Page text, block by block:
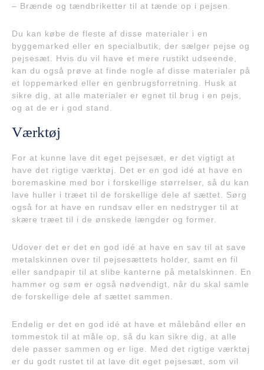
– Brænde og tændbriketter til at tænde op i pejsen.
Du kan købe de fleste af disse materialer i en
byggemarked eller en specialbutik, der sælger pejse og
pejsesæt. Hvis du vil have et mere rustikt udseende,
kan du også prøve at finde nogle af disse materialer på
et loppemarked eller en genbrugsforretning. Husk at
sikre dig, at alle materialer er egnet til brug i en pejs,
og at de er i god stand.
Værktøj
For at kunne lave dit eget pejsesæt, er det vigtigt at
have det rigtige værktøj. Det er en god idé at have en
boremaskine med bor i forskellige størrelser, så du kan
lave huller i træet til de forskellige dele af sættet. Sørg
også for at have en rundsav eller en nedstryger til at
skære træet til i de ønskede længder og former.
Udover det er det en god idé at have en sav til at save
metalskinnen over til pejsesættets holder, samt en fil
eller sandpapir til at slibe kanterne på metalskinnen. En
hammer og søm er også nødvendigt, når du skal samle
de forskellige dele af sættet sammen.
Endelig er det en god idé at have et målebånd eller en
tommestok til at måle op, så du kan sikre dig, at alle
dele passer sammen og er lige. Med det rigtige værktøj
er du godt rustet til at lave dit eget pejsesæt, som vil